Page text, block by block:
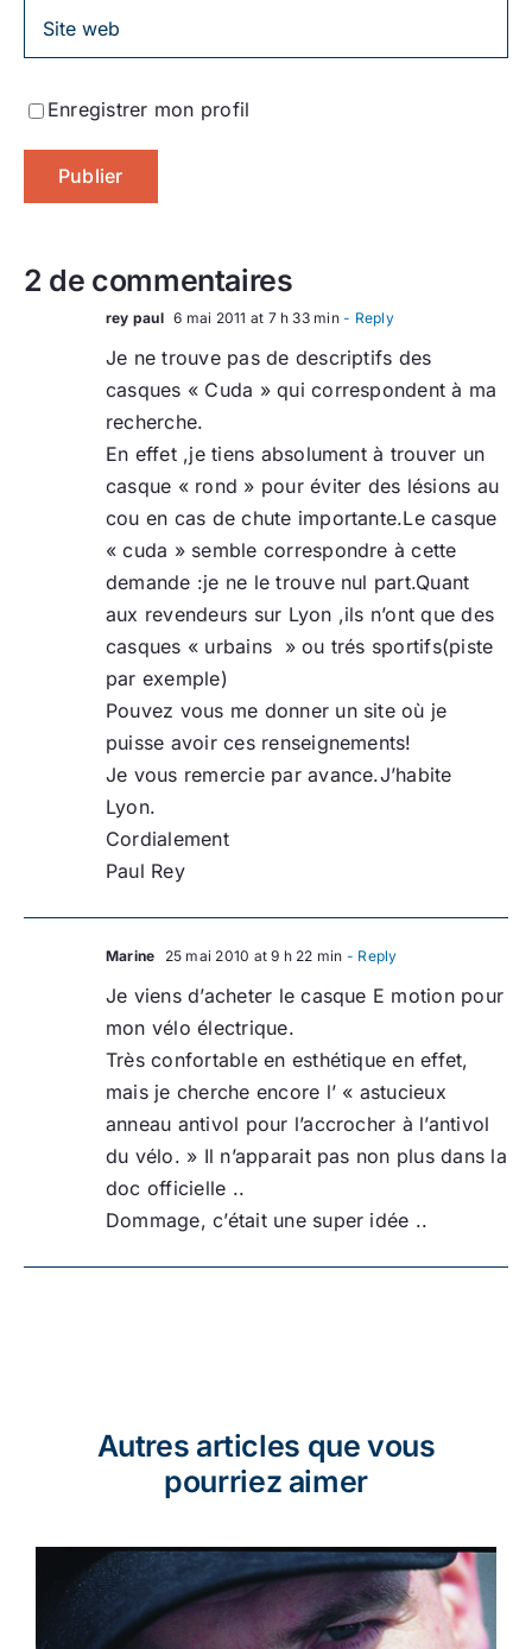
2 de commentaires
rey paul 6 mai 2011 at 7 h 33 min- Reply
Je ne trouve pas de descriptifs des
casques « Cuda » qui correspondent à ma
recherche.
En effet ,je tiens absolument à trouver un
casque « rond » pour éviter des lésions au
cou en cas de chute importante.Le casque
« cuda » semble correspondre à cette
demande :je ne le trouve nul part.Quant
aux revendeurs sur Lyon ,ils n’ont que des
casques « urbains » ou trés sportifs(piste
par exemple)
Pouvez vous me donner un site où je
puisse avoir ces renseignements!
Je vous remercie par avance.J’habite
Lyon.
Cordialement
Paul Rey
Marine 25 mai 2010 at 9 h 22 min - Reply
Je viens d’acheter le casque E motion pour
mon vélo électrique.
Très confortable en esthétique en effet,
mais je cherche encore l’ « astucieux
anneau antivol pour l’accrocher à l’antivol
du vélo. » Il n’apparait pas non plus dans la
doc officielle ..
Dommage, c’était une super idée ..
Enregistrer mon profil
Autres articles que vous
pourriez aimer